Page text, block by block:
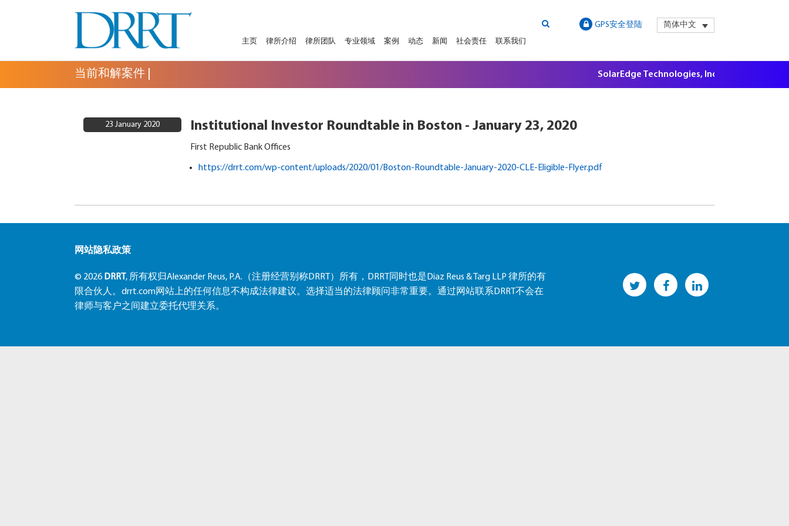
DRRT – GLOBAL
SECURITIES
INSTITUTIONAL
CLAIMS FILING
AND LITIGATION
SUPPORT
INSTITUTIONAL CLAIMS FILING AND
LITIGATION SUPPORT
简体中文
GPS安全登陆
主页 律所介绍 律所团队 专业领域 案例 动态 新闻 社会责任 联系我们
当前和解案件 SolarEdge Technologies, Inc. Securities
23 January 2020 Institutional Investor Roundtable in Boston - January 23, 2020
First Republic Bank Offices
https://drrt.com/wp-content/uploads/2020/01/Boston-Roundtable-January-2020-CLE-Eligible-Flyer.pdf
网站隐私政策
© 2026 DRRT, 所有权归Alexander Reus, P.A.（注册经营别称DRRT）所有，DRRT同时也是Diaz Reus & Targ LLP 律所的有
限合伙人。drrt.com网站上的任何信息不构成法律建议。选择适当的法律顾问非常重要。通过网站联系DRRT不会在
律师与客户之间建立委托代理关系。